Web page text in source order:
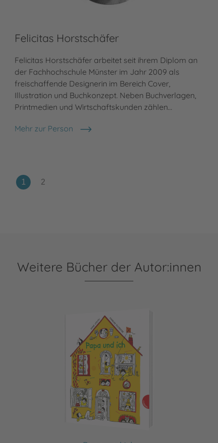
Felicitas Horstschäfer
Felicitas Horstschäfer arbeitet seit ihrem Diplom an
der Fachhochschule Münster im Jahr 2009 als
freischaffende Designerin im Bereich Cover,
Illustration und Buchkonzept. Neben Buchverlagen,
Printmedien und Wirtschaftskunden zählen…
Mehr zur Person
Felicitas Horstschäfer
Weitere Bücher der Autor:innen